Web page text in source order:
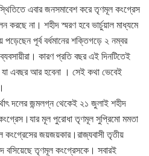
এবার জনসমাবেশ করে তৃণমূল কংগ্রেস
করছে না। শহীদ স্মরণ হবে ভার্চুয়াল মাধ্যমে
পূর্ব বর্ধমানের শক্তিগড়ে ২ নম্বর
কারণ প্রতি বছর এই দিনটিতেই
এবছর আর হবেনা । সেই কথা ভেবেই
দলের জন্মলগ্ন থেকেই ২১ জুলাই শহীদ
মূল পুরোধা তৃণমূল সুপ্রিমো মমতা
জয়জয়কার।রাজ্যবাসী তৃতীয়
বসিয়েছে তৃণমূল কংগ্রেসকে। সবারই